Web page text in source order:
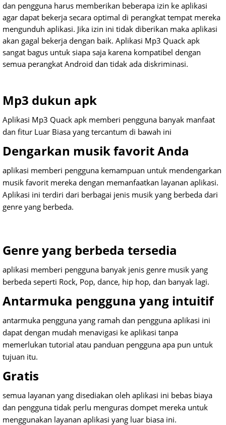
dan pengguna harus memberikan beberapa izin ke aplikasi
agar dapat bekerja secara optimal di perangkat tempat mereka
mengunduh aplikasi. Jika izin ini tidak diberikan maka aplikasi
akan gagal bekerja dengan baik. Aplikasi Mp3 Quack apk
sangat bagus untuk siapa saja karena kompatibel dengan
semua perangkat Android dan tidak ada diskriminasi.
Mp3 dukun apk
Aplikasi Mp3 Quack apk memberi pengguna banyak manfaat
dan fitur Luar Biasa yang tercantum di bawah ini
Dengarkan musik favorit Anda
aplikasi memberi pengguna kemampuan untuk mendengarkan
musik favorit mereka dengan memanfaatkan layanan aplikasi.
Aplikasi ini terdiri dari berbagai jenis musik yang berbeda dari
genre yang berbeda.
Genre yang berbeda tersedia
aplikasi memberi pengguna banyak jenis genre musik yang
berbeda seperti Rock, Pop, dance, hip hop, dan banyak lagi.
Antarmuka pengguna yang intuitif
antarmuka pengguna yang ramah dan pengguna aplikasi ini
dapat dengan mudah menavigasi ke aplikasi tanpa
memerlukan tutorial atau panduan pengguna apa pun untuk
tujuan itu.
Gratis
semua layanan yang disediakan oleh aplikasi ini bebas biaya
dan pengguna tidak perlu menguras dompet mereka untuk
menggunakan layanan aplikasi yang luar biasa ini.